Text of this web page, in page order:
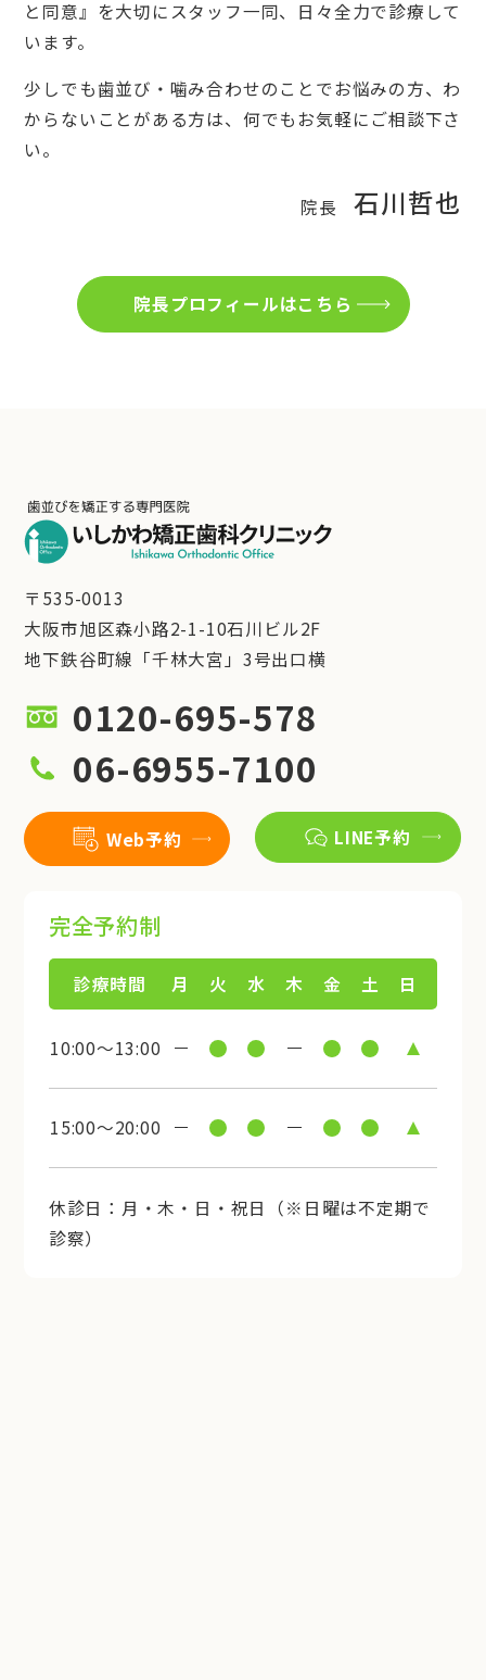
と同意』を大切にスタッフ一同、日々全力で診療して
います。
少しでも歯並び・噛み合わせのことでお悩みの方、わ
からないことがある方は、何でもお気軽にご相談下さ
い。
院長 石川哲也
院長プロフィールはこちら
〒535-0013
大阪市旭区森小路2-1-10石川ビル2F
地下鉄谷町線「千林大宮」3号出口横
0120-695-578
06-6955-7100
Web予約 LINE予約
完全予約制
診療時間 月 火 水 木 金 土 日
10:00～13:00
15:00～20:00
休診日：月・木・日・祝日（※日曜は不定期で
診察）